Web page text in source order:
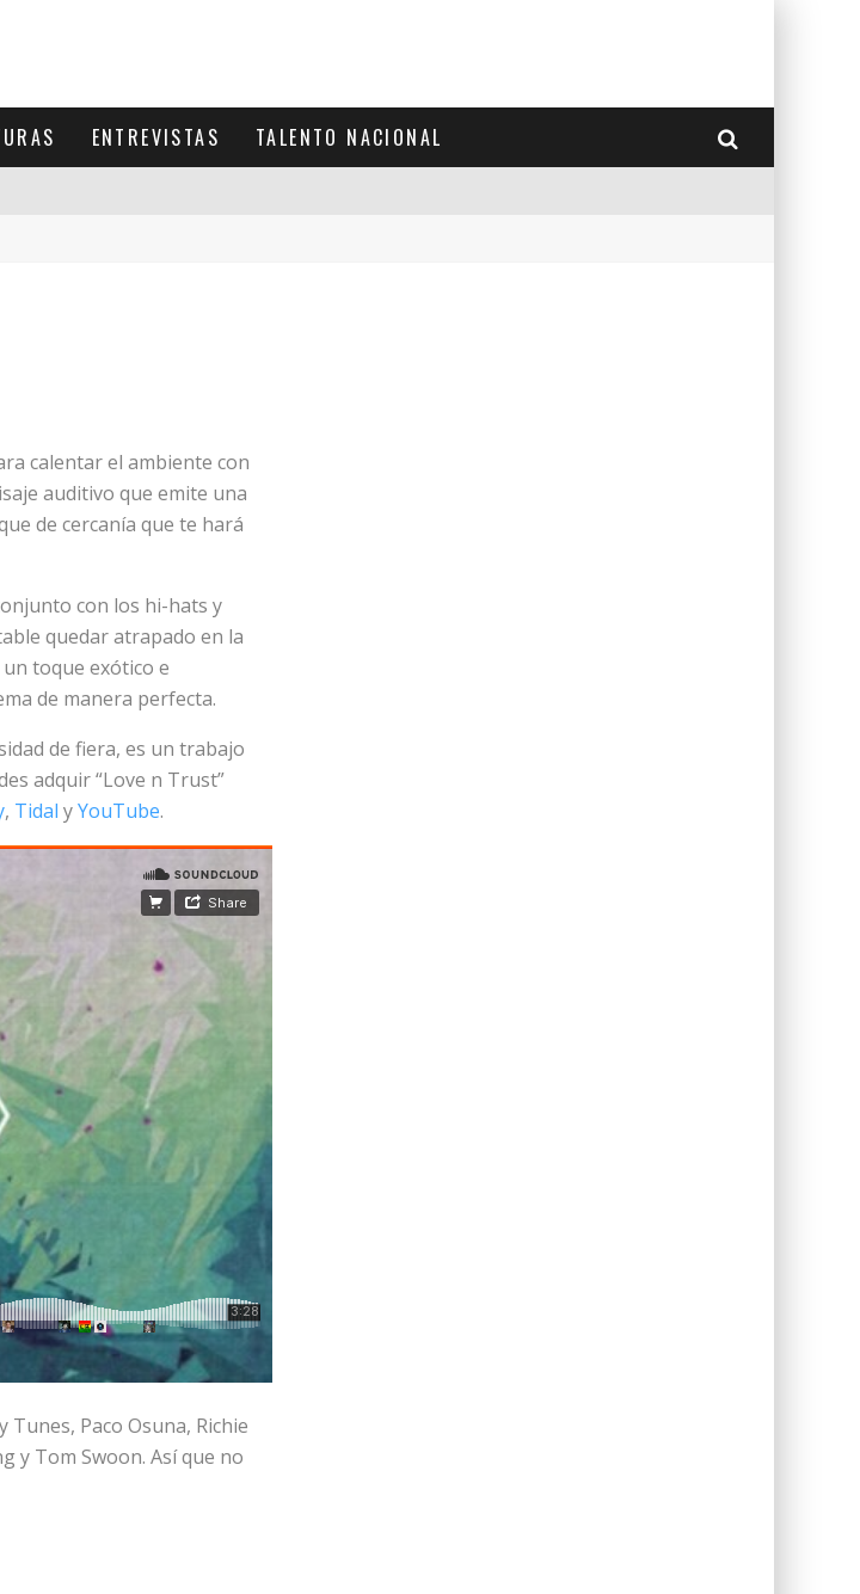
ENTREVISTAS TALENTO NACIONAL
calentar el ambiente con
auditivo que emite una
de cercanía que te hará
con los hi-hats y
quedar atrapado en la
toque exótico e
de manera perfecta.
de fiera, es un trabajo
adquir “Love n Trust”
, Tidal yYouTube.
Paco Osuna, Richie
y Tom Swoon. Así que no